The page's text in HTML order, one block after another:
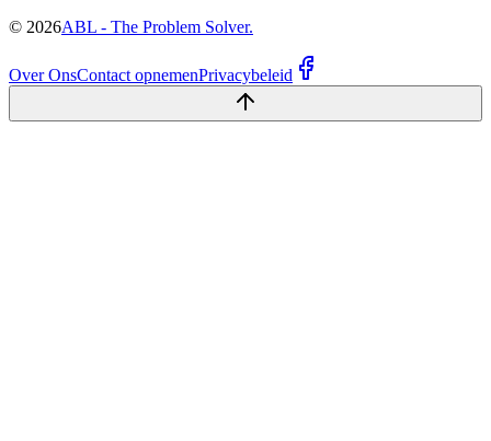
© 2026ABL - The Problem Solver.
Over OnsContact opnemenPrivacybeleid